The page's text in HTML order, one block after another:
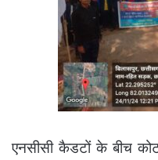
एनसीसी कैडटों के बीच